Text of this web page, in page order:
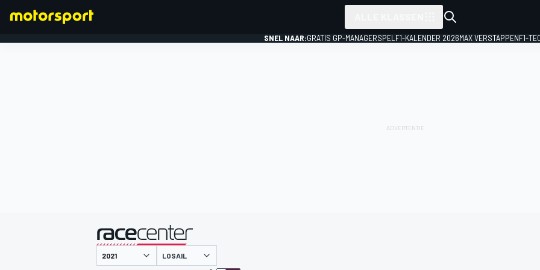
SNEL NAAR:GRATIS GP-MANAGERSPEL F1-KALENDER 2026MAX VERSTAPPENF1-
gepresenteerd door
LOSAIL